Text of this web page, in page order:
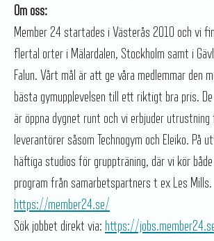
Om oss:
Member 24 startades i Västerås 2010 och vi
flertal orter i Mälardalen, Stockholm samt i
Falun. Vårt mål är att ge våra medlemmar den
bästa gymupplevelsen till ett riktigt bra pris.
är öppna dygnet runt och vi erbjuder utrustning
leverantörer såsom Technogym och Eleiko. På
häftiga studios för gruppträning, där vi kör
program från samarbetspartners t ex Les Mills.
https://member24.se/
Sök jobbet direkt via: https://